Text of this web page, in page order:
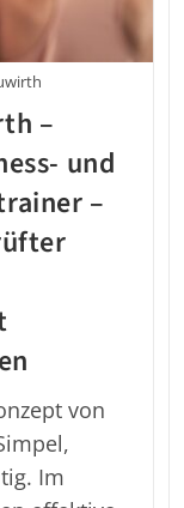
–
und
–
von
Im